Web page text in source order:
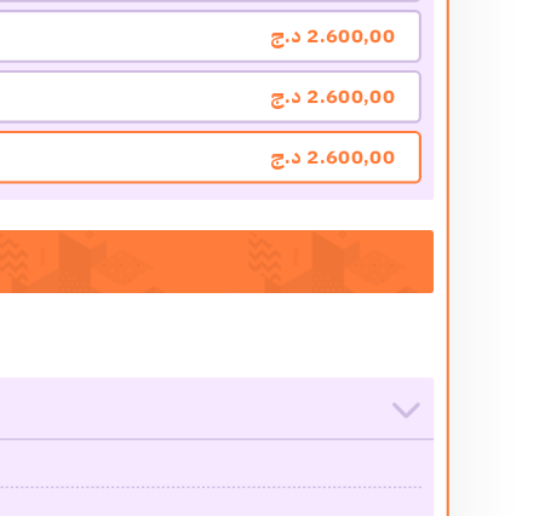
2.600,00 د.ج
2.600,00 د.ج
2.600,00 د.ج